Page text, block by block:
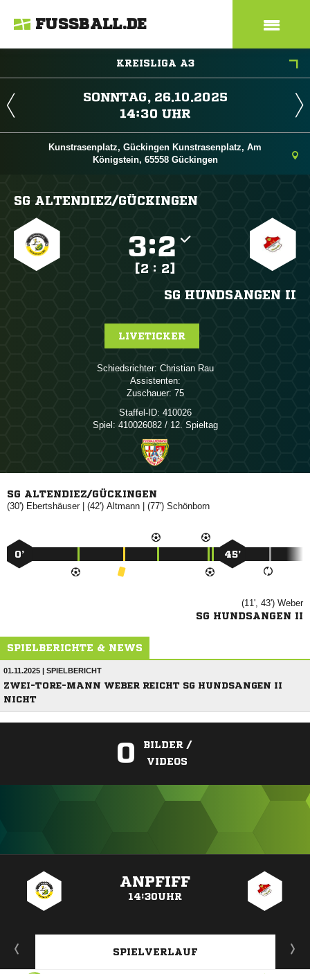
FUSSBALL.DE
KREISLIGA A3
 
 
Kunstrasenplatz, Gückingen Kunstrasenplatz, Am
Königstein, 65558 Gückingen
SG ALTENDIEZ/​GÜCKINGEN
:
[2 : 2]
SG HUNDSANGEN II
LIVETICKER
Schiedsrichter:  
Assistenten:
Zuschauer: 75
Staffel-ID: 410026
Spiel: 410026082 / 12. Spieltag
SG ALTENDIEZ/GÜCKINGEN
(30') | (42')  | (77') 
0’ 45’
(11', 43') 
SG HUNDSANGEN II
SPIELBERICHTE & NEWS
01.11.2025 | SPIELBERICHT
ZWEI-TORE-MANN WEBER REICHT SG HUNDSANGEN II
NICHT
0
BILDER /
VIDEOS
ANPFIFF
14:30UHR
SPIELVERLAUF